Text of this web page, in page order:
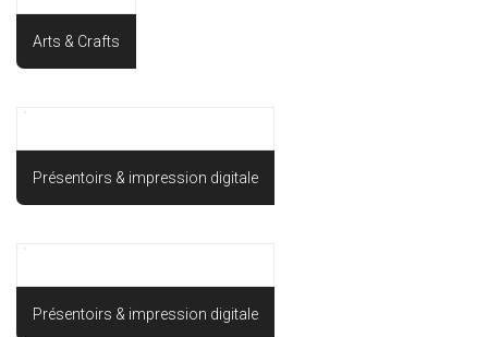
Arts & Crafts
Présentoirs & impression digitale
Présentoirs & impression digitale